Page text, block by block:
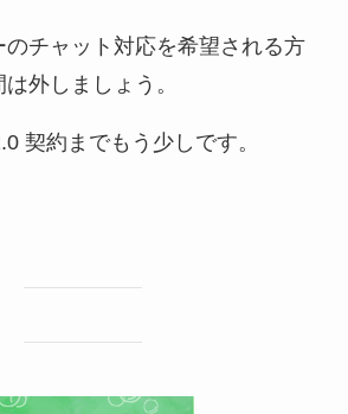
のチャット対応を希望される方
外しましょう。
契約までもう少しです。